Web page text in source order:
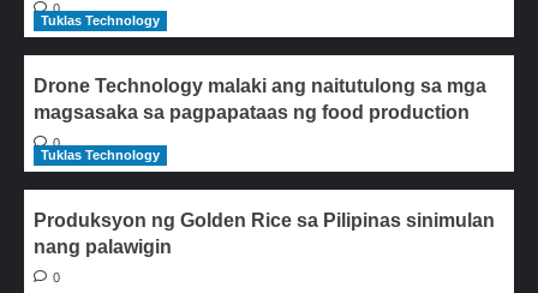
0
Tuklas Technology
Drone Technology malaki ang naitutulong sa mga
magsasaka sa pagpapataas ng food production
0
Tuklas Technology
Produksyon ng Golden Rice sa Pilipinas sinimulan
nang palawigin
0